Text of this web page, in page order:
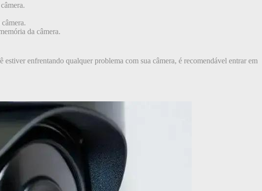
da câmera.
enfrentando qualquer problema com sua câmera, é recomendável entrar em